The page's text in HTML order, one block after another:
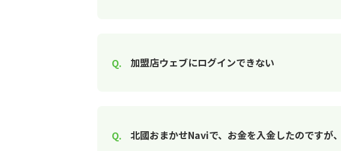
加盟店ウェブにログインできない
北國おまかせNaviで、お金を入金したのですが